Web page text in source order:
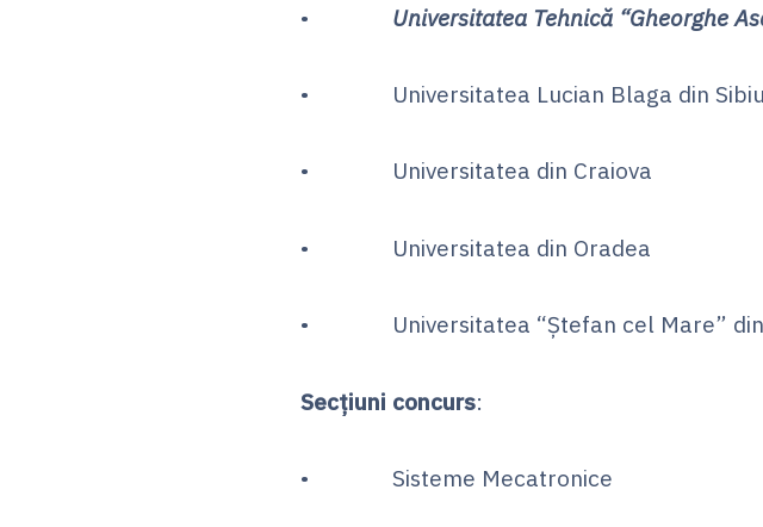
• Universitatea Tehnică “Gheorghe
• Universitatea Lucian Blaga din Sibiu
• Universitatea din Craiova
• Universitatea din Oradea
• Universitatea “Ștefan cel Mare” din
Secțiuni concurs:
• Sisteme Mecatronice